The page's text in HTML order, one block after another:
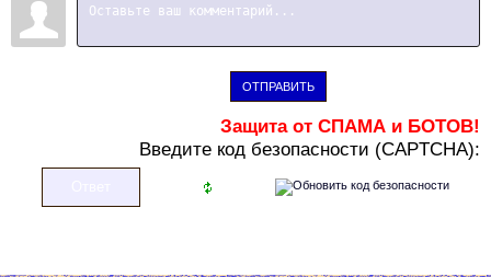
ОТПРАВИТЬ
Защита от СПАМА и БОТОВ!
Введите код безопасности (CAPTCHA):